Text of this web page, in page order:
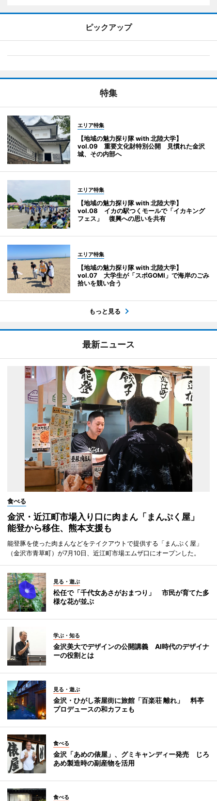
ピックアップ
特集
エリア特集
【地域の魅力探り隊 with 北陸大学】
vol.09 重要文化財特別公開 見慣れた金沢
城、その内部へ
エリア特集
【地域の魅力探り隊 with 北陸大学】
vol.08 イカの駅つくモールで「イカキング
フェス」 復興への思いを共有
エリア特集
【地域の魅力探り隊 with 北陸大学】
vol.07 大学生が「スポGOMI」で海岸のごみ
拾いを競い合う
もっと見る
最新ニュース
食べる
金沢・近江町市場入り口に肉まん「まんぷく屋」
能登から移住、熊本支援も
能登豚を使った肉まんなどをテイクアウトで提供する「まんぷく屋」
（金沢市青草町）が7月10日、近江町市場エムザ口にオープンした。
見る・遊ぶ
松任で「千代女あさがおまつり」 市民が育てた多
様な花が並ぶ
学ぶ・知る
金沢美大でデザインの公開講義 AI時代のデザイナ
ーの役割とは
見る・遊ぶ
金沢・ひがし茶屋街に旅館「百楽荘 離れ」 料亭
プロデュースの和カフェも
食べる
金沢「あめの俵屋」、グミキャンディー発売 じろ
あめ製造時の副産物を活用
食べる